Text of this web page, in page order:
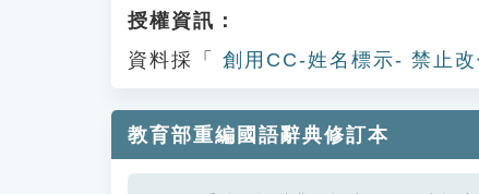
授權資訊：
資料採「
創用CC-姓名標示- 禁止
教育部重編國語辭典修訂本